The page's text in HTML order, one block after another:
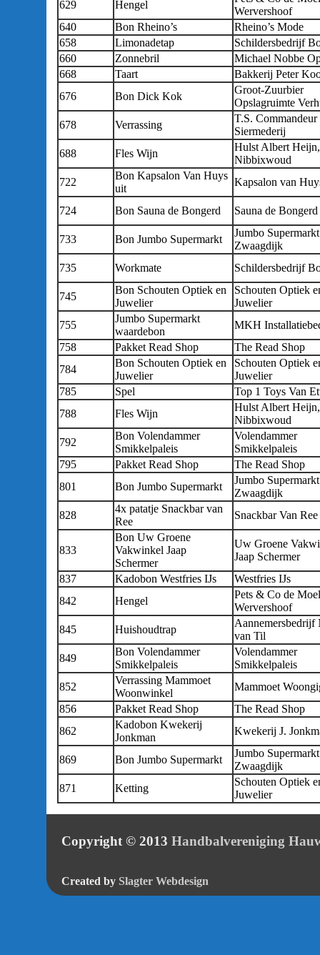
629 Hengel
Wervershoof
640
Bon Rheino’s
Rheino’s Mode
658
Limonadetap
Schildersbedrijf
660
Zonnebril
Michael Nobbe
668
Taart
Bakkerij Peter
676
Bon Dick Kok
Groot-Zuurbier
Opslagruimte
678
Verrassing
T.S. Commandeur
Siermederij
688
Fles Wijn
Hulst Albert Heijn,
Nibbixwoud
722
Bon Kapsalon Van Huys
uit
Kapsalon van
724 Bon Sauna de Bongerd Sauna de Bongerd
733 Bon Jumbo Supermarkt
Jumbo Supermarkt
Zwaagdijk
735
Workmate Schildersbedrijf
745
Bon Schouten Optiek en
Juwelier
Schouten Optiek
Juwelier
755
Jumbo Supermarkt
waardebon
MKH
758
Pakket Read Shop
The Read Shop
784
Bon Schouten Optiek en
Juwelier
Schouten Optiek
Juwelier
785
Spel
Top 1 Toys Van
788
Fles Wijn
Hulst Albert Heijn,
Nibbixwoud
792
Bon Volendammer
Smikkelpaleis
Volendammer
Smikkelpaleis
795
Pakket Read Shop
The Read Shop
801
Bon Jumbo Supermarkt
Jumbo Supermarkt
Zwaagdijk
828
4x patatje Snackbar van
Ree
Snackbar Van Ree
833
Bon Uw Groene
Vakwinkel Jaap
Schermer
Uw Groene
Jaap Schermer
837
Kadobon Westfries IJs
Westfries IJs
842
Hengel
Pets & Co de
Wervershoof
845
Huishoudtrap
Aannemersbedrijf
van Til
849
Bon Volendammer
Smikkelpaleis
Volendammer
Smikkelpaleis
852
Verrassing Mammoet
Woonwinkel
Mammoet
856
Pakket Read Shop
The Read Shop
862
Kadobon Kwekerij
Jonkman
Kwekerij J.
869 Bon Jumbo Supermarkt
Jumbo Supermarkt
Zwaagdijk
871
Ketting
Schouten Optiek
Juwelier
Copyright © 2013 Handbalvereniging
Created by Slagter Webdesign